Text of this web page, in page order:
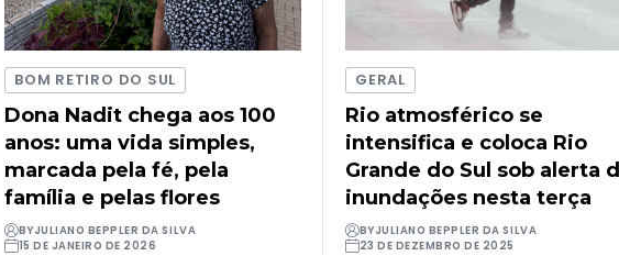
BOM RETIRO DO SUL
Dona Nadit chega aos 100
anos: uma vida simples,
marcada pela fé, pela
família e pelas flores
BYJULIANO BEPPLER DA SILVA
15 DE JANEIRO DE 2026
GERAL
Rio atmosférico se
intensifica e coloca Rio
Grande do Sul sob alerta
inundações nesta terça
BYJULIANO BEPPLER DA SILVA
23 DE DEZEMBRO DE 2025